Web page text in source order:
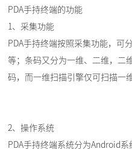
PDA手持终端的功能
1、采集功能
PDA手持终端按照采集功能，可
等；条码又分为一维、二维，二
码，而一维扫描引擎仅可扫描一
2、操作系统
PDA手持终端系统分为Android